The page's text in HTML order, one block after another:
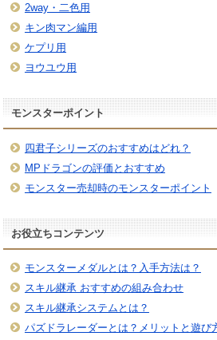
2way・二色用
キン肉マン編用
ケプリ用
ヨウユウ用
モンスターポイント
四君子シリーズのおすすめはどれ？
MPドラゴンの評価とおすすめ
モンスター売却時のモンスターポイント
お役立ちコンテンツ
モンスターメダルとは？入手方法は？
スキル継承 おすすめの組み合わせ
スキル継承システムとは？
パズドラレーダーとは？メリットと遊び